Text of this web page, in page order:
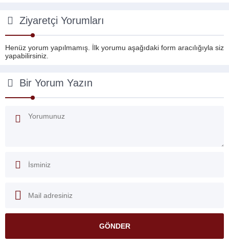
Ziyaretçi Yorumları
Henüz yorum yapılmamış. İlk yorumu aşağıdaki form aracılığıyla siz
yapabilirsiniz.
Bir Yorum Yazın